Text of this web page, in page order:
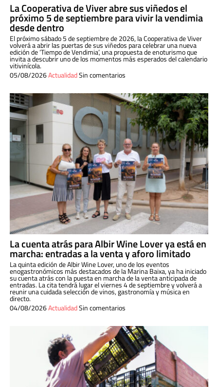
La Cooperativa de Viver abre sus viñedos el
próximo 5 de septiembre para vivir la vendimia
desde dentro
El próximo sábado 5 de septiembre de 2026, la Cooperativa de Viver
volverá a abrir las puertas de sus viñedos para celebrar una nueva
edición de ‘Tiempo de Vendimia’, una propuesta de enoturismo que
invita a descubrir uno de los momentos más esperados del calendario
vitivinícola.
05/08/2026ActualidadSin comentarios
La cuenta atrás para Albir Wine Lover ya está en
marcha: entradas a la venta y aforo limitado
La quinta edición de Albir Wine Lover, uno de los eventos
enogastronómicos más destacados de la Marina Baixa, ya ha iniciado
su cuenta atrás con la puesta en marcha de la venta anticipada de
entradas. La cita tendrá lugar el viernes 4 de septiembre y volverá a
reunir una cuidada selección de vinos, gastronomía y música en
directo.
04/08/2026ActualidadSin comentarios